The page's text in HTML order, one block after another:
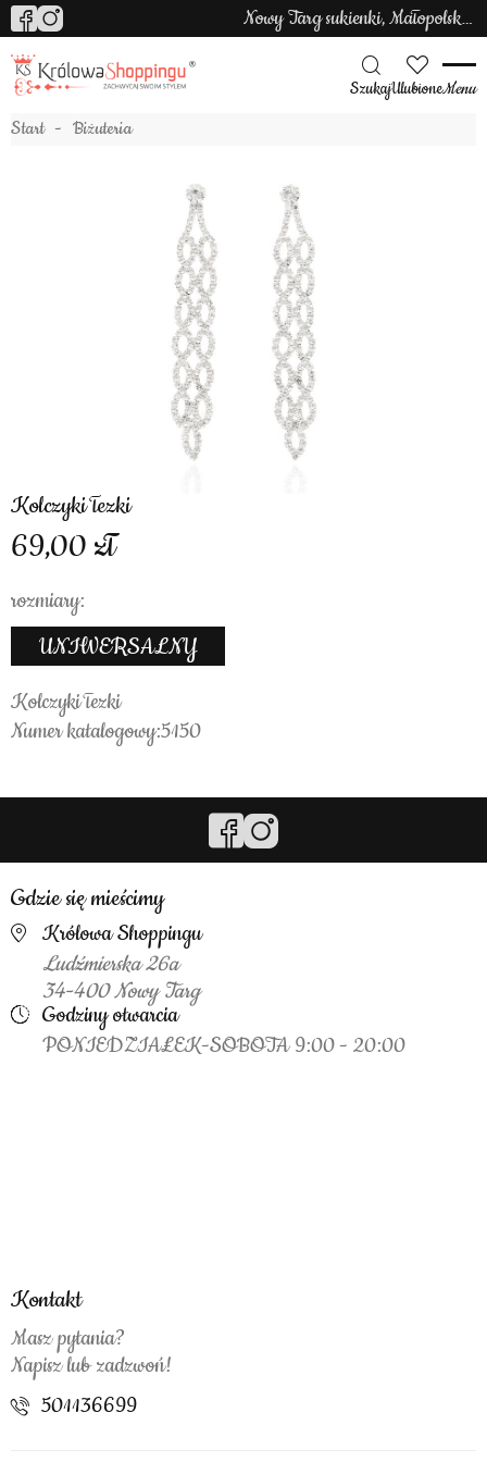
Nowy Targ sukienki, Małopolska sukienki
SzukajUlubioneMenu
Start Biżuteria
Kolczyki łezki
69,00
rozmiary:
UNIWERSALNY
Kolczyki łezki
Numer katalogowy:5150
Gdzie się mieścimy
Królowa Shoppingu
Ludźmierska 26a
34-400 Nowy Targ
Godziny otwarcia
PONIEDZIAŁEK-SOBOTA 9:00 - 20:00
Kontakt
Masz pytania?
Napisz lub zadzwoń!
501136699